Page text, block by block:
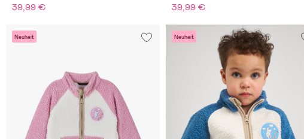
39,99 € 39,99 €
Neuheit Neuheit